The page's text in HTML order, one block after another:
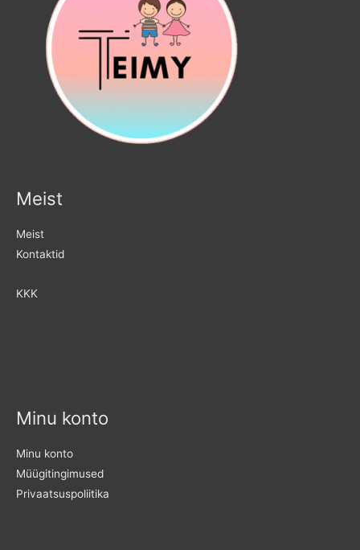
Meist
Meist
Kontaktid
KKK
Minu konto
Minu konto
Müügitingimused
Privaatsuspoliitika